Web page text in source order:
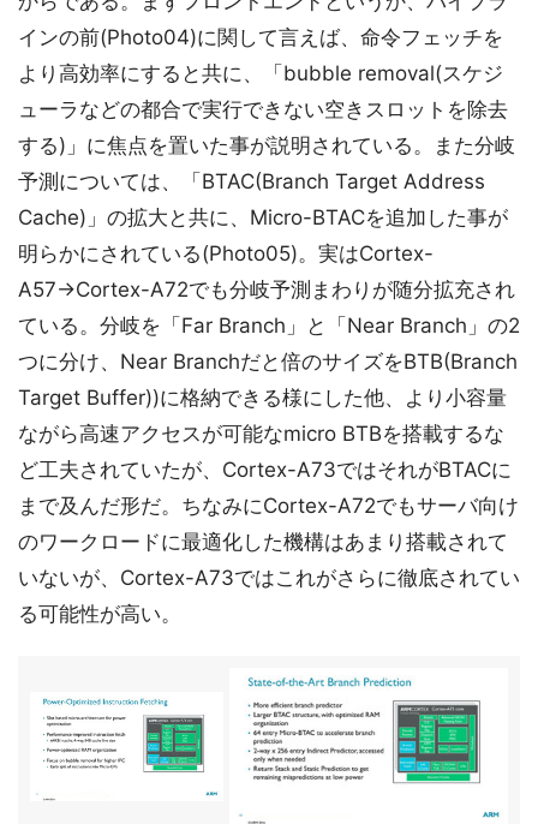
インの前(Photo04)に関して言えば、命令フェッチを
より高効率にすると共に、「bubble removal(スケジ
ューラなどの都合で実行できない空きスロットを除去
する)」に焦点を置いた事が説明されている。また分岐
予測については、「BTAC(Branch Target Address
Cache)」の拡大と共に、Micro-BTACを追加した事が
明らかにされている(Photo05)。実はCortex-
A57→Cortex-A72でも分岐予測まわりが随分拡充され
ている。分岐を「Far Branch」と「Near Branch」の2
つに分け、Near Branchだと倍のサイズをBTB(Branch
Target Buffer))に格納できる様にした他、より小容量
ながら高速アクセスが可能なmicro BTBを搭載するな
ど工夫されていたが、Cortex-A73ではそれがBTACに
まで及んだ形だ。ちなみにCortex-A72でもサーバ向け
のワークロードに最適化した機構はあまり搭載されて
いないが、Cortex-A73ではこれがさらに徹底されてい
る可能性が高い。